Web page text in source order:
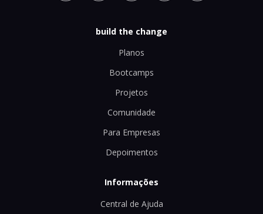
build the change
Planos
Bootcamps
Projetos
Comunidade
Para Empresas
Depoimentos
Informações
Central de Ajuda